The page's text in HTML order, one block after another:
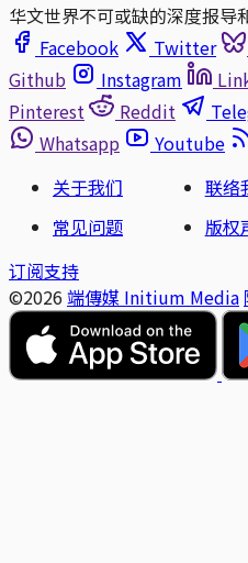
华文世界不可或缺的深度报导
Facebook
Twitter
Github
Instagram
Pinterest
Reddit
Whatsapp
Youtube
关于我们
联络
常见问题
版权
订阅支持
©2026 端傳媒 Initium Media